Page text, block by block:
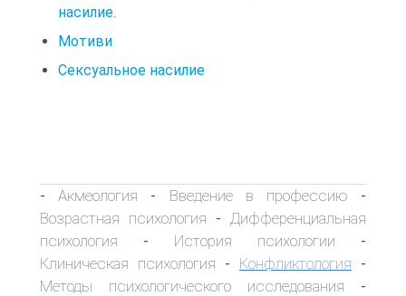
насилие.
Мотиви
Сексуальное насилие
-Акмеология - Введение в профессию -
Возрастная психология - Дифференциальная
психология - История психологии -
Клиническая психология - Конфликтология -
Методы психологического исследования -